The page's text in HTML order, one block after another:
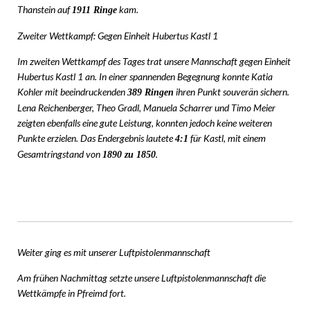
Thanstein auf1911 Ringe kam.
Zweiter Wettkampf: Gegen Einheit Hubertus Kastl 1
Im zweiten Wettkampf des Tages trat unsere Mannschaft gegen Einheit
Hubertus Kastl 1 an. In einer spannenden Begegnung konnte Katia
Kohler mit beeindruckenden 389 Ringen ihren Punkt souverän sichern.
Lena Reichenberger, Theo Gradl, Manuela Scharrer und Timo Meier
zeigten ebenfalls eine gute Leistung, konnten jedoch keine weiteren
Punkte erzielen. Das Endergebnis lautete4:1 für Kastl, mit einem
Gesamtringstand von 1890 zu 1850.
Weiter ging es mit unserer Luftpistolenmannschaft
Am frühen Nachmittag setzte unsere Luftpistolenmannschaft die
Wettkämpfe in Pfreimd fort.